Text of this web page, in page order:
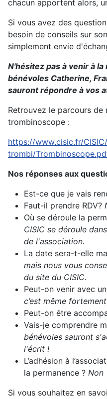
chacun apportent alors,
Si vous avez des
besoin de conseils sur
simplement envie
N'hésitez pas à venir à
bénévoles Catherine,
sauront répondre à vos
Retrouvez le parcours de
trombinoscope :
https://www.cisic.fr/
trombi/
Nos réponses aux
Est-ce que je vais
Faut-il prendre RDV?
Où se déroule la
CISIC se déroule
de l'association.
La date sera-t-elle
mais nous vous
du site du CISIC.
Peut-on venir avec
c’est même
Peut-on être
Vais-je comprendre
bénévoles sauront
l'écrit !
L’adhésion à
la permanence ? Non
Si vous souhaitez en